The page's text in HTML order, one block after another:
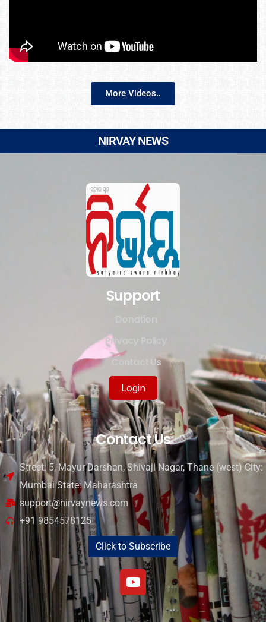
More Videos..
NIRVAY NEWS
Support
Privacy Policy
Contact Us
Login
Contact Us
Street: 5, Mayur Darshan, Shivaji Nagar, Thane (west) City:
Mumbai State: Maharashtra
support@nirvaynews.com
+91 9854578125
Click to Subscribe